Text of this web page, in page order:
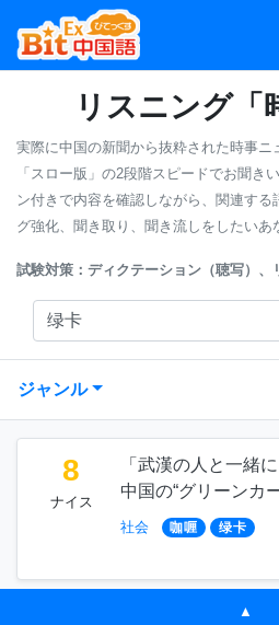
リスニング「
実際に中国の新聞から抜粋された時事ニ
「スロー版」の2段階スピードでお聞き
ン付きで内容を確認しながら、関連す
グ強化、聞き取り、聞き流しをしたいあ
試験対策：ディクテーション（聴写）、
ジャンル
8
ナイス
「武漢の人と一緒
中国の“グリーンカ
社会 咖喱 绿卡
▲